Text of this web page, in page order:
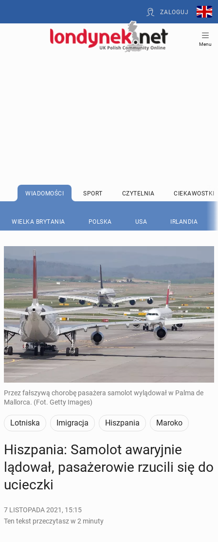
ZALOGUJ
Menu
WIADOMOŚCI SPORT CZYTELNIA CIEKAWOSTKI
WIELKA BRYTANIA POLSKA USA IRLANDIA
Przez fałszywą chorobę pasażera samolot wylądował w Palma de
Mallorca. (Fot. Getty Images)
Lotniska Imigracja Hiszpania Maroko
Hisz­pa­nia: Samolot awa­ryj­nie
lądował, pa­sa­że­ro­wie rzucili się do
uciecz­ki
7 LISTOPADA 2021, 15:15
Ten tekst przeczytasz w 2 minuty